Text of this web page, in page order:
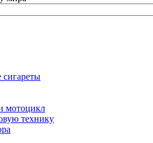
мотоцикл
технику